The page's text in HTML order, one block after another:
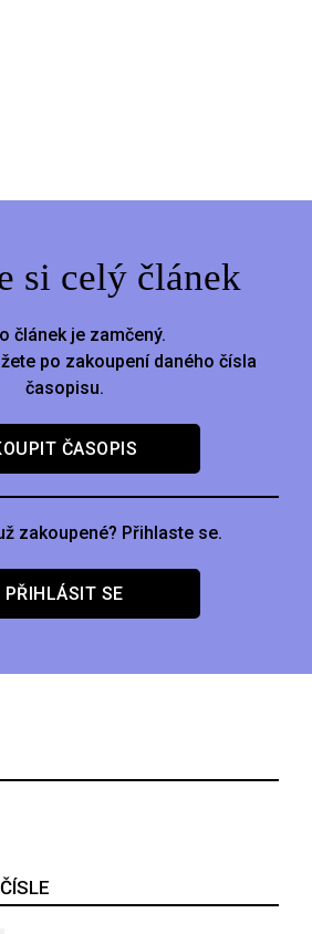
si celý článek
článek je zamčený.
po zakoupení daného čísla
časopisu.
ČASOPIS
zakoupené? Přihlaste se.
PŘIHLÁSIT SE